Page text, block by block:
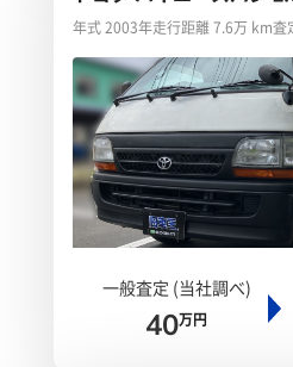
年式 2003年走行距離 7.6万 km査
一般査定 (当社調べ)
40万円